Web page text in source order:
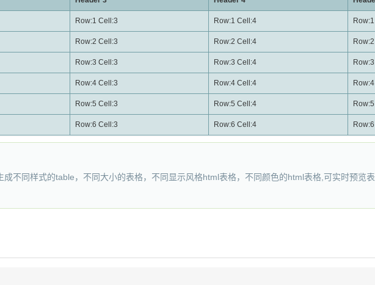
Row:1 Cell:3 Row:1 Cell:4
Row:2 Cell:3 Row:2 Cell:4
Row:3 Cell:3 Row:3 Cell:4
Row:4 Cell:3 Row:4 Cell:4
Row:5 Cell:3 Row:5 Cell:4
Row:6 Cell:3 Row:6 Cell:4
不同样式的table，不同大小的表格，不同显示风格html表格，不同颜色的html表格,可实时预览